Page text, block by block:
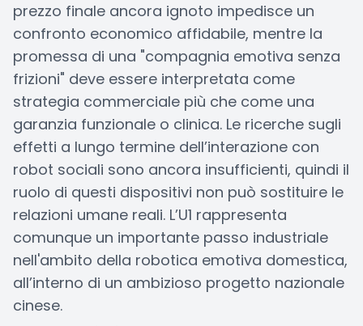
prezzo finale ancora ignoto impedisce un
confronto economico affidabile, mentre la
promessa di una "compagnia emotiva senza
frizioni" deve essere interpretata come
strategia commerciale più che come una
garanzia funzionale o clinica. Le ricerche sugli
effetti a lungo termine dell’interazione con
robot sociali sono ancora insufficienti, quindi il
ruolo di questi dispositivi non può sostituire le
relazioni umane reali. L’U1 rappresenta
comunque un importante passo industriale
nell'ambito della robotica emotiva domestica,
all’interno di un ambizioso progetto nazionale
cinese.